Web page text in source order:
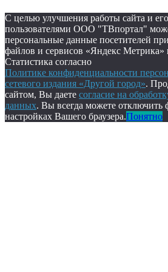
С целью улучшения работы сайта и
пользователями ООО "ТВпортал"
персональные данные посетителей
файлов и сервисов «Яндекс Метрика»
Статистика согласно
Политике конфиденциальности
сетевого издания «Другой город».
сайтом, Вы даете согласие на
данных. Вы всегда можете отключить
настройках Вашего браузера.Понятно